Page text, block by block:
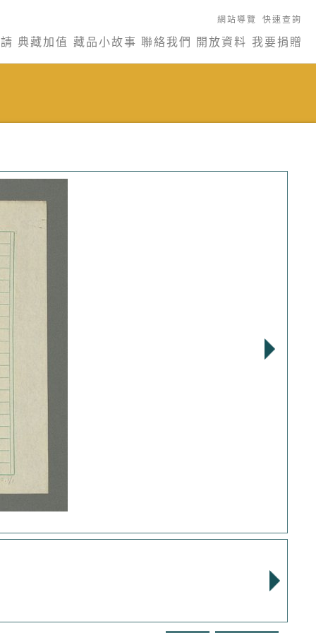
網站導覽 快速查詢
典藏加值 藏品小故事 聯絡我們 開放資料 我要捐贈